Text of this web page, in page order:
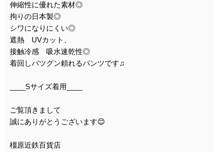
伸縮性に優れた素材◎
拘りの日本製◎
シワになりにくい◎
遮熱 UVカット、
接触冷感 吸水速乾性◎
着回しバツグン頼れるパンツです♫
____Sサイズ着用____
ご覧頂きまして
誠にありがとうございます😊
橿原近鉄百貨店